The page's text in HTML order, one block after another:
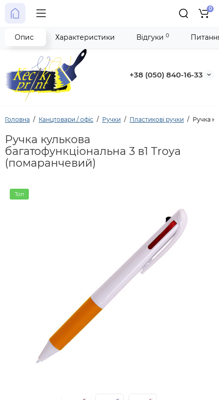
+38 (050) 840-16-33
0
Головна Канцтовари / офіс Ручки Пластикові ручки Ручка
Ручка кулькова
багатофункціональна 3 в1 Troya
(помаранчевий)
Топ
Опис Характеристики Відгуки 0